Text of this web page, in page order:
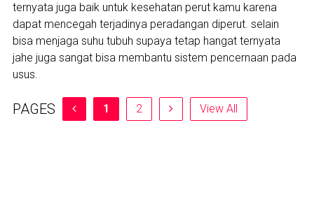
ternyata juga baik untuk kesehatan perut kamu karena
dapat mencegah terjadinya peradangan diperut. selain
bisa menjaga suhu tubuh supaya tetap hangat ternyata
jahe juga sangat bisa membantu sistem pencernaan pada
usus.
PAGES 1 2 View All